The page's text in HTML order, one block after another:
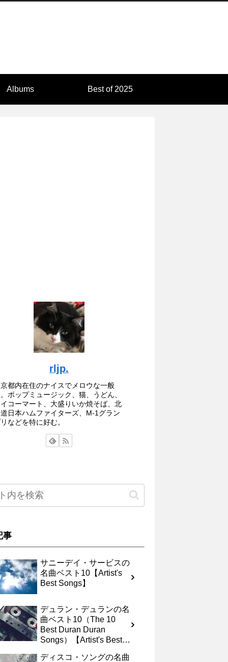
Albums Best of 2025
rljp.
都内在住のナイスでメロウな一般
ポップミュージック、猫、うどん、
コーマート、大盛りいか焼そば、北
日本ハムファイターズ、M-1グラン
などを特に好む。
事
サニーデイ・サービスの
名曲ベスト10【Artist's
Best Songs】
デュラン・デュランの名
曲ベスト10（The 10
Best Duran Duran
Songs）【Artist's Best
ディスコ・ソングの名曲